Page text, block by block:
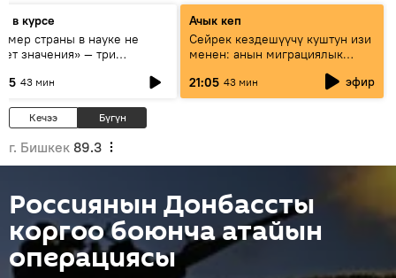
в курсе
страны в науке не
значения» — три
и Кыргызстана в
43 мин
Ачык кеп
Сейрек кездешүүчү куштун изи
менен: анын миграциялык
жолу эмнеден кабар берет?
21:05 43 мин эфир
Кечээ Бүгүн
г. Бишкек 89.3
Россиянын Донбассты
коргоо боюнча атайын
операциясы